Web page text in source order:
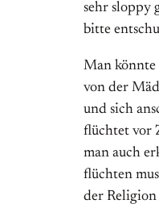
sehr sloppy
bitte
Man könnte
von der
und sich
flüchtet vor
man auch
flüchten
der Religion